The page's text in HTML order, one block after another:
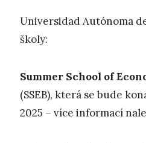
Universidad Autónoma
školy:
Summer School of
(SSEB), která se bude
2025 – více informací